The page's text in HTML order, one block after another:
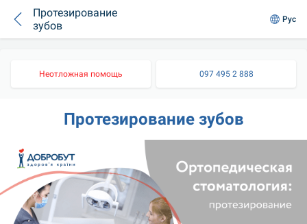
Протезирование
зубов
Рус
Неотложная помощь 097 495 2 888
Протезирование зубов